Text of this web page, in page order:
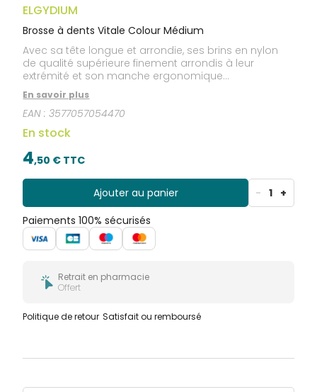
ELGYDIUM
Brosse à dents Vitale Colour Médium
Avec sa tête longue et arrondie, ses brins en nylon
de qualité supérieure finement arrondis à leur
extrémité et son manche ergonomique
antidérapant, la brosse à dents ELGYDIUM Vitale offre
un parfait confort de brossage. Elle respecte les
dents et les gencives.
En savoir plus
EAN :3577057054470
En stock
4,50 € TTC
Ajouter au panier - 1 +
Paiements 100% sécurisés
Retrait en pharmacie
Offert
Politique de retour Satisfait ou remboursé